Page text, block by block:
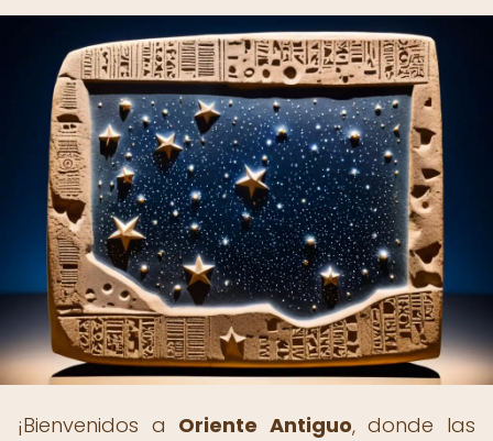
¡Bienvenidos a Oriente Antiguo, donde las